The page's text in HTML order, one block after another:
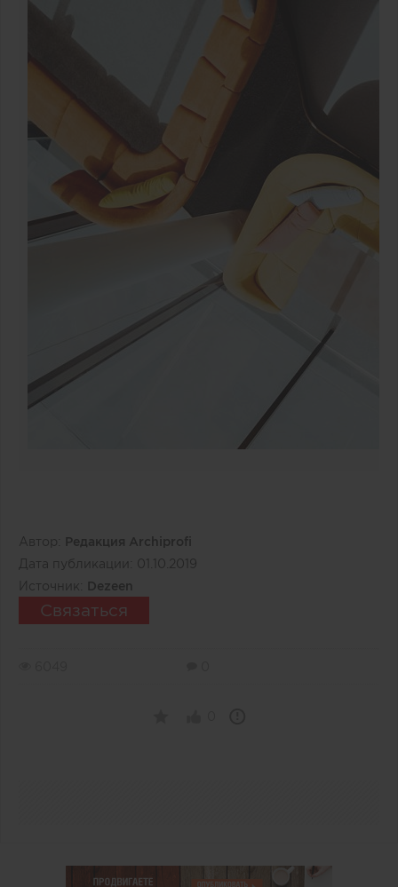
Автор:
Редакция Archiprofi
Дата публикации: 01.10.2019
Источник:
Dezeen
Связаться